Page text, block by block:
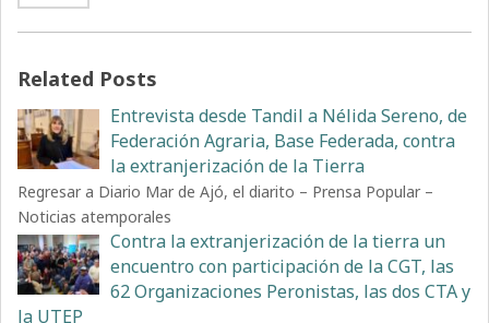
Related Posts
Entrevista desde Tandil a Nélida Sereno, de
Federación Agraria, Base Federada, contra
la extranjerización de la Tierra
Regresar a Diario Mar de Ajó, el diarito – Prensa Popular –
Noticias atemporales
Contra la extranjerización de la tierra un
encuentro con participación de la CGT, las
62 Organizaciones Peronistas, las dos CTA y
la UTEP